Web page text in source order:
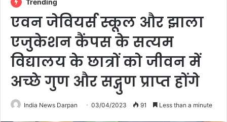
एवन जेवियर्स स्कूल और झाला
एजुकेशन कैंपस के सत्यम
विद्यालय के छात्रों को जीवन में
अच्छे गुण और सद्गुण प्राप्त होंगे
India News Darpan 03/04/2023 91 Less than a minute